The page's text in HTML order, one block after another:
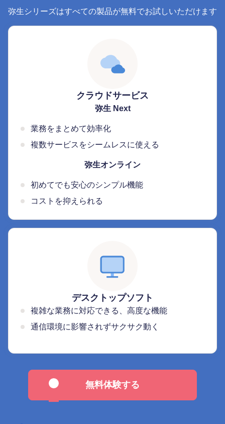
弥生シリーズはすべての製品が無料でお試しいただけます
クラウドサービス
弥生 Next
業務をまとめて効率化
複数サービスをシームレスに使える
弥生オンライン
初めてでも安心のシンプル機能
コストを抑えられる
デスクトップソフト
複雑な業務に対応できる、高度な機能
通信環境に影響されずサクサク動く
無料体験する